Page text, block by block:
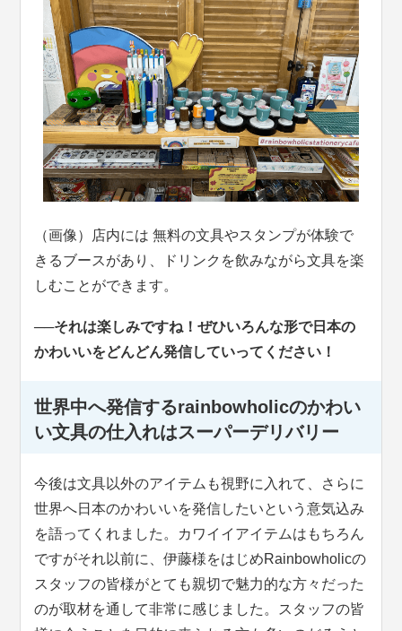
（画像）店内には無料の文具やスタンプが体験で
きるブースがあり、ドリンクを飲みながら文具を楽
しむことができます。
──それは楽しみですね！ぜひいろんな形で日本の
かわいいをどんどん発信していってください！
世界中へ発信するrainbowholicのかわい
い文具の仕入れはスーパーデリバリー
今後は文具以外のアイテムも視野に入れて、さらに
世界へ日本のかわいいを発信したいという意気込み
を語ってくれました。カワイイアイテムはもちろん
ですがそれ以前に、伊藤様をはじめRainbowholicの
スタッフの皆様がとても親切で魅力的な方々だった
のが取材を通して非常に感じました。スタッフの皆